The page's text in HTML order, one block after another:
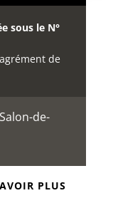
sous le N°
de
de-
PLUS